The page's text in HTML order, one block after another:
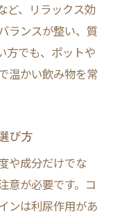
ど、リラックス効
ランスが整い、質
方でも、ポットや
温かい飲み物を常
び方
や成分だけでな
意が必要です。コ
ンは利尿作用があ